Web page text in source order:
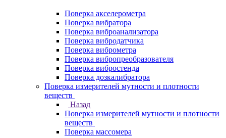
Поверка акселерометра
Поверка вибратора
Поверка виброанализатора
Поверка вибродатчика
Поверка виброметра
Поверка вибропреобразователя
Поверка вибростенда
Поверка дозкалибратора
Поверка измерителей мутности и плотности
веществ
Назад
Поверка измерителей мутности и плотности
веществ
Поверка массомера